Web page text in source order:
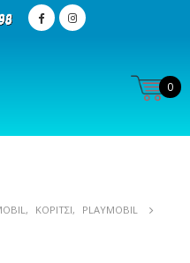
0
, ΚΟΡΊΤΣΙ,
PLAYMOBIL